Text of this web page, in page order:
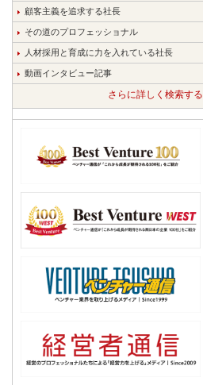
顧客主義を追求する社長
その道のプロフェッショナル
人材採用と育成に力を入れている社長
動画インタビュー記事
さらに詳しく検索する